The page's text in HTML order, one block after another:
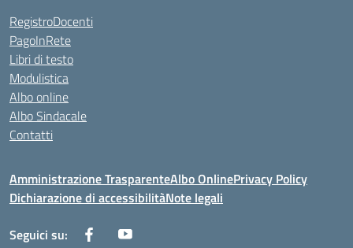
RegistroDocenti
PagoInRete
Libri di testo
Modulistica
Albo online
Albo Sindacale
Contatti
Amministrazione TrasparenteAlbo OnlinePrivacy Policy
Dichiarazione di accessibilitàNote legali
Seguici su: